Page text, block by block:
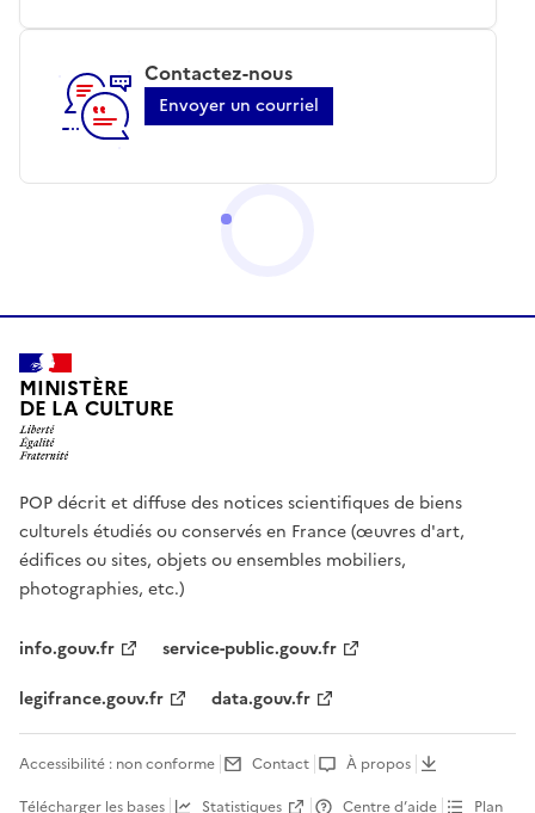
Contactez-nous
Envoyer un courriel
MINISTÈRE
DE LA CULTURE
POP décrit et diffuse des notices scientifiques de biens
culturels étudiés ou conservés en France (œuvres d'art,
édifices ou sites, objets ou ensembles mobiliers,
photographies, etc.)
info.gouv.fr
service-public.gouv.fr
legifrance.gouv.fr
data.gouv.fr
Accessibilité : non conforme Contact
À propos
Télécharger les bases
Statistiques Centre d’aide Plan